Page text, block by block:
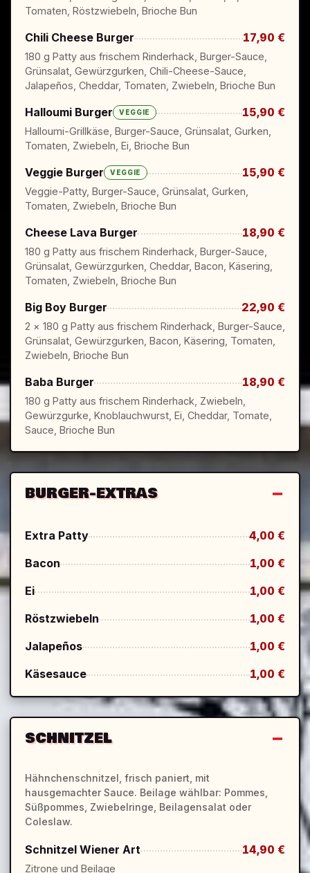
Tomaten, Röstzwiebeln, Brioche Bun
Chili Cheese Burger 17,90 €
180 g Patty aus frischem Rinderhack, Burger-Sauce,
Grünsalat, Gewürzgurken, Chili-Cheese-Sauce,
Jalapeños, Cheddar, Tomaten, Zwiebeln, Brioche Bun
Halloumi Burger VEGGIE 15,90 €
Halloumi-Grillkäse, Burger-Sauce, Grünsalat, Gurken,
Tomaten, Zwiebeln, Ei, Brioche Bun
Veggie Burger VEGGIE 15,90 €
Veggie-Patty, Burger-Sauce, Grünsalat, Gurken,
Tomaten, Zwiebeln, Brioche Bun
Cheese Lava Burger 18,90 €
180 g Patty aus frischem Rinderhack, Burger-Sauce,
Grünsalat, Gewürzgurken, Cheddar, Bacon, Käsering,
Tomaten, Zwiebeln, Brioche Bun
Big Boy Burger 22,90 €
2 × 180 g Patty aus frischem Rinderhack, Burger-Sauce,
Grünsalat, Gewürzgurken, Bacon, Käsering, Tomaten,
Zwiebeln, Brioche Bun
Baba Burger 18,90 €
180 g Patty aus frischem Rinderhack, Zwiebeln,
Gewürzgurke, Knoblauchwurst, Ei, Cheddar, Tomate,
Sauce, Brioche Bun
BURGER-EXTRAS
Extra Patty
4,00 €
Bacon
1,00 €
Ei
1,00 €
Röstzwiebeln
1,00 €
Jalapeños
1,00 €
Käsesauce
1,00 €
SCHNITZEL
Hähnchenschnitzel, frisch paniert, mit
hausgemachter Sauce. Beilage wählbar: Pommes,
Süßpommes, Zwiebelringe, Beilagensalat oder
Coleslaw.
Schnitzel Wiener Art 14,90 €
Zitrone und Beilage